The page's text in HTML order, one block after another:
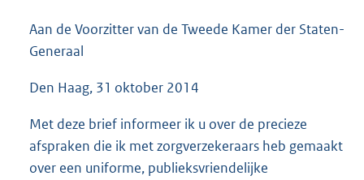
b
Aan de Voorzitter van de Tweede Kamer der Staten-
Generaal
Den Haag, 31 oktober 2014
Met deze brief informeer ik u over de precieze
afspraken die ik met zorgverzekeraars heb gemaakt
over een uniforme, publieksvriendelijke